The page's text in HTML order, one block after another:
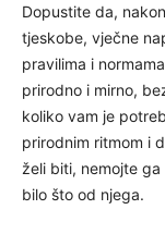
Dopustite da,
tjeskobe, vječne
pravilima i
prirodno i mirno,
koliko vam je
prirodnim ritmom i
želi biti, nemojte
bilo što od njega.